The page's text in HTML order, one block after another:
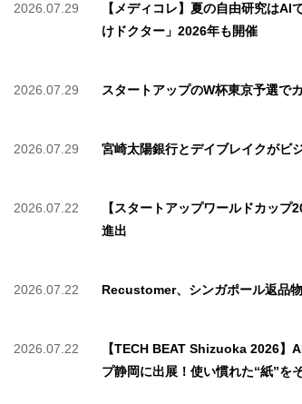
2026.07.29
【メディコレ】夏の自由研究は
けドクター」2026年も開催
2026.07.29 スタートアップのW杯東京予選で
2026.07.29 宮崎太陽銀行とデイブレイクがビ
2026.07.22
【スタートアップワールドカッ
進出
2026.07.22 Recustomer、シンガポール返品
2026.07.22
【TECH BEAT Shizuoka 2026】
プ静岡に出展！使い慣れた“紙”を